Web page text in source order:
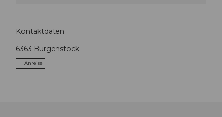
Kontaktdaten
6363 Bürgenstock
Anreise